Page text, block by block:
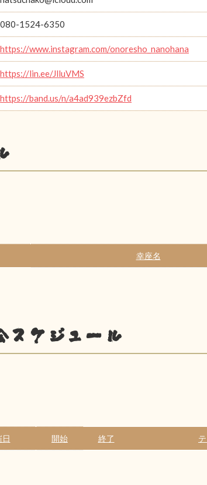
080-1524-6350
https://www.instagram.com/onoresho_nanohana
https://lin.ee/JlluVMS
https://band.us/n/a4ad939ezbZfd
幸座名
スケジュール
日 開始 終了